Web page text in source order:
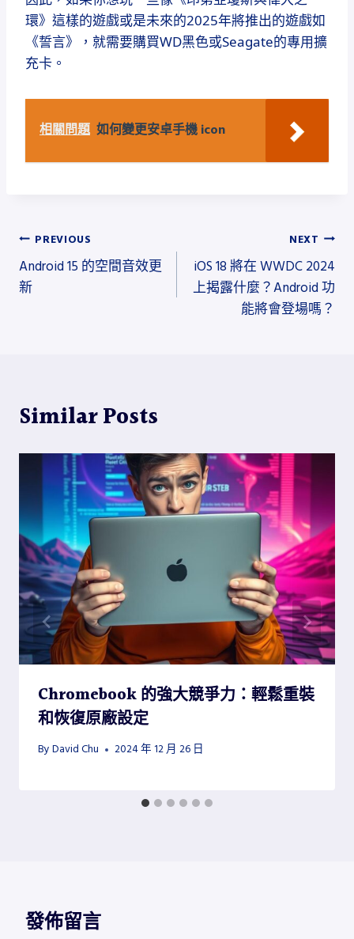
環》這樣的遊戲或是未來的2025年將推出的遊戲如
《誓言》，就需要購買WD黑色或Seagate的專用擴
充卡。
相關問題 如何變更安卓手機 icon
文
章
PREVIOUS
Android 15 的空間音效更
新
NEXT
iOS 18 將在 WWDC 2024
上揭露什麼？Android 功
能將會登場嗎？
Similar Posts
Chromebook 的強大競爭力：輕鬆重裝
和恢復原廠設定
By David Chu 2024 年 12 月 26 日
發佈留言